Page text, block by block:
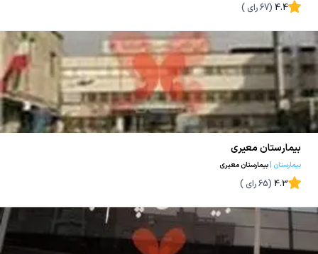
4.4
(
67رای )
بیمارستان معیری
بیمارستان |بیمارستان معیری
4.3
(
65رای )